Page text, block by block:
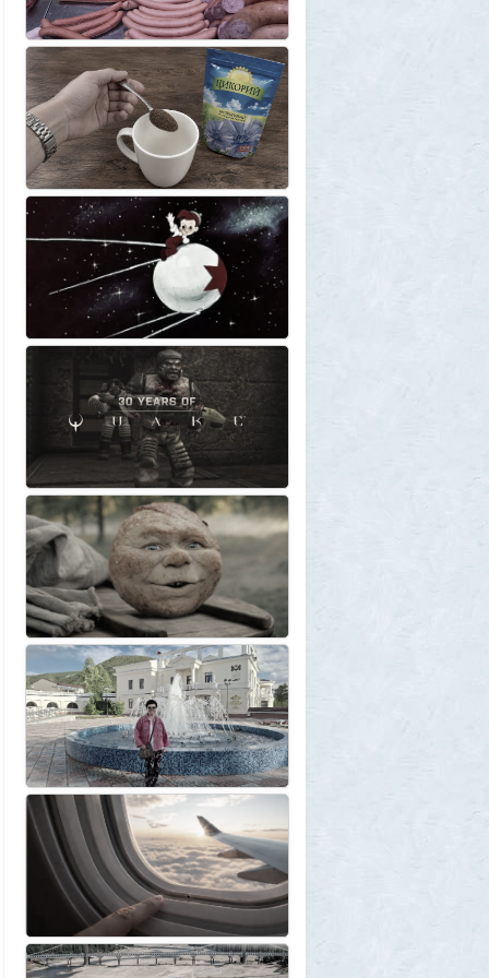
1GR 1 августа 2026, 12:56
«Одиссея» сдохла: вышел первый
трейлер индийского фильма «Рамаяна»
1
BratOK
1 августа 2026, 00:16
Почему иностранцы охотятся за
советским радиоприёмником
«Океан-214»
2
Allarm
31 июля 2026, 13:09
127 минут в аду: что успела снять
«Венера-13» до того, как её убила жара
muskul
31 июля 2026, 08:53
Крузак на прокачку
1
31 июля 2026, 08:02
«Жена присаживалась к детям и
тихонько говорила на русском»: как
латвиец переехал в Псковскую область
Ult
31 июля 2026, 01:06
Борис Вальехо написал последнюю
картину и уходит на покой
1GR 30 июля 2026, 18:12
Две девушки столкнулись с медведем на
туристической тропе у Магадана
1GR 30 июля 2026, 17:30
Что случилось?
2
SuperVal 30 июля 2026, 17:27
Какая страна самая большая на каждом
континенте? В двух ответах ошибаются
почти все
1
Azatoth
30 июля 2026, 17:17
Веселые картинки
12
SuperVal
29 июля 2026, 23:44
Плоская земля
1
SuperVal
29 июля 2026, 23:39
Текущий геополитический расклад
4
Voldemar 29 июля 2026, 21:37
Американские жулики
2
chic 28 июля 2026, 23:38
Режиссёры, которые разносили чужие